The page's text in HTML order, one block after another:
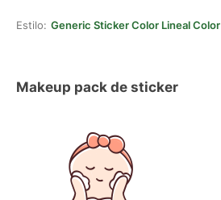
Estilo: Generic Sticker Color Lineal Color
Makeup pack de sticker